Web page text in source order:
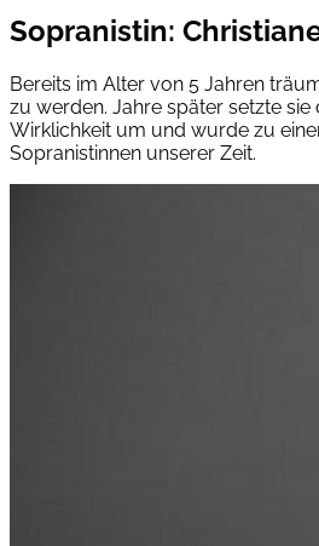
Sopranistin:
Bereits im Alter von 5 Jahren
zu werden. Jahre später setzte sie
Wirklichkeit um und wurde zu
Sopranistinnen unserer Zeit.